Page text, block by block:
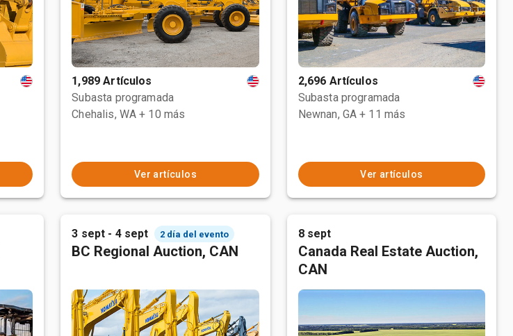
1,989 Artículos
Subasta programada
Chehalis, WA + 10 más
Ver artículos
2,696 Artículos
Subasta programada
Newnan, GA + 11 más
Ver artículos
3 sept - 4 sept 2 día del evento
BC Regional Auction, CAN
8 sept
Canada Real Estate Auction,
CAN